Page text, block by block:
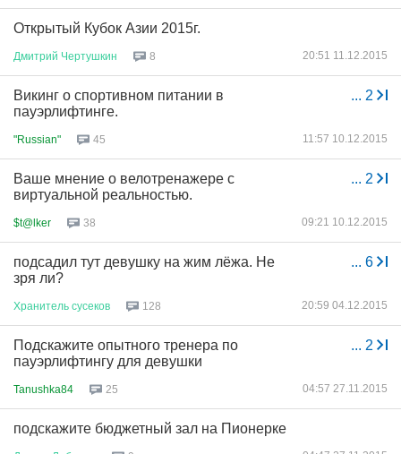
Открытый Кубок Азии 2015г.
Дмитрий Чертушкин 8 20:51 11.12.2015
... 2
Викинг о спортивном питании в
пауэрлифтинге.
"Russian" 45 11:57 10.12.2015
... 2
Ваше мнение о велотренажере с
виртуальной реальностью.
$t@lker 38 09:21 10.12.2015
... 6
подсадил тут девушку на жим лёжа. Не
зря ли?
Хранитель сусеков 128 20:59 04.12.2015
... 2
Подскажите опытного тренера по
пауэрлифтингу для девушки
Tanushka84 25 04:57 27.11.2015
подскажите бюджетный зал на Пионерке